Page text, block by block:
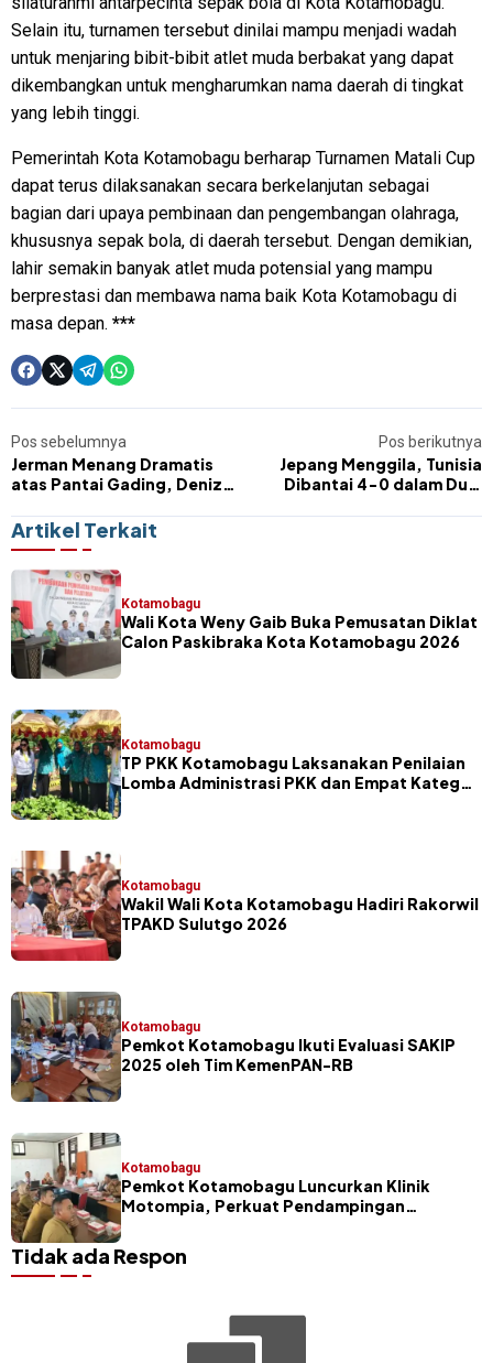
Selain itu, turnamen tersebut dinilai mampu menjadi wadah
untuk menjaring bibit-bibit atlet muda berbakat yang dapat
dikembangkan untuk mengharumkan nama daerah di tingkat
yang lebih tinggi.
Pemerintah Kota Kotamobagu berharap Turnamen Matali Cup
dapat terus dilaksanakan secara berkelanjutan sebagai
bagian dari upaya pembinaan dan pengembangan olahraga,
khususnya sepak bola, di daerah tersebut. Dengan demikian,
lahir semakin banyak atlet muda potensial yang mampu
berprestasi dan membawa nama baik Kota Kotamobagu di
masa depan. ***
Pos sebelumnya
Jerman Menang Dramatis
atas Pantai Gading, Deniz
Kemenangan
Pos berikutnya
Jepang Menggila, Tunisia
Dibantai 4-0 dalam Duel
2026
Artikel Terkait
Kotamobagu
Wali Kota Weny Gaib Buka Pemusatan Diklat
Calon Paskibraka Kota Kotamobagu 2026
Kotamobagu
TP PKK Kotamobagu Laksanakan Penilaian
Lomba Administrasi PKK dan Empat Kategori
Kotamobagu
Wakil Wali Kota Kotamobagu Hadiri Rakorwil
TPAKD Sulutgo 2026
Kotamobagu
Pemkot Kotamobagu Ikuti Evaluasi SAKIP
2025 oleh Tim KemenPAN-RB
Kotamobagu
Pemkot Kotamobagu Luncurkan Klinik
Motompia, Perkuat Pendampingan
Tidak ada Respon